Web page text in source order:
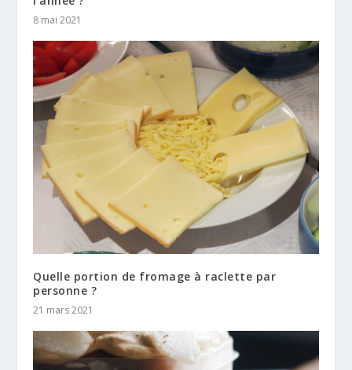
8 mai 2021
Quelle portion de fromage à raclette par
personne ?
21 mars 2021